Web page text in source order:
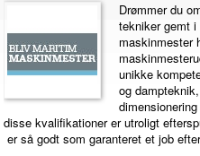
Drømmer du
tekniker gemt
maskinmester
unikke
og
disse kvalifikationer er utroligt
er så godt som garanteret et job